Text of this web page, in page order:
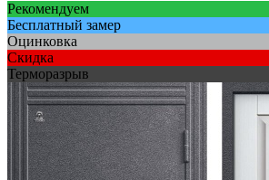
Рекомендуем
Бесплатный замер
Оцинковка
Скидка
Терморазрыв